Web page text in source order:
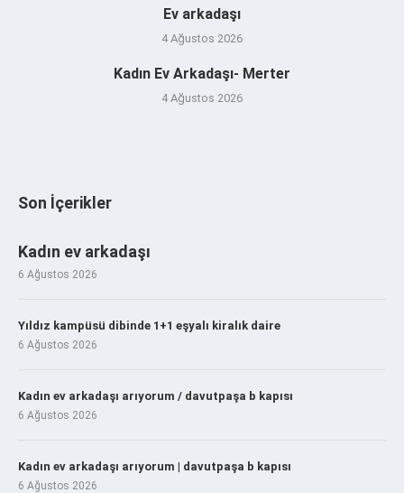
Ev arkadaşı
4 Ağustos 2026
Kadın Ev Arkadaşı- Merter
4 Ağustos 2026
Son İçerikler
Kadın ev arkadaşı
6 Ağustos 2026
Yıldız kampüsü dibinde 1+1 eşyalı kiralık daire
6 Ağustos 2026
Kadın ev arkadaşı arıyorum / davutpaşa b kapısı
6 Ağustos 2026
Kadın ev arkadaşı arıyorum | davutpaşa b kapısı
6 Ağustos 2026